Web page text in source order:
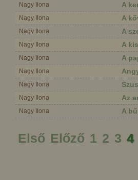
Nagy Ilona A
Nagy Ilona A
Nagy Ilona A
Nagy Ilona A
Nagy Ilona A
Nagy Ilona
Nagy Ilona
Nagy Ilona Az
Nagy Ilona A
Első Előző 1 2 3 4